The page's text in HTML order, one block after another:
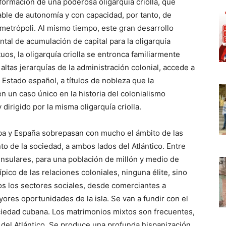
de autonomía y con capacidad, por tanto, de
Al mismo tiempo, este gran desarrollo
de acumulación de capital para la oligarquía
la oligarquía criolla se entronca familiarmente
jerarquías de la administración colonial, accede a
español, a títulos de nobleza que la
un caso único en la historia del colonialismo
por la misma oligarquía criolla.
y España sobrepasan con mucho el ámbito de las
de la sociedad, a ambos lados del Atlántico. Entre
para una población de millón y medio de
de las relaciones coloniales, ninguna élite, sino
los sectores sociales, desde comerciantes a
oportunidades de la isla. Se van a fundir con el
cubana. Los matrimonios mixtos son frecuentes,